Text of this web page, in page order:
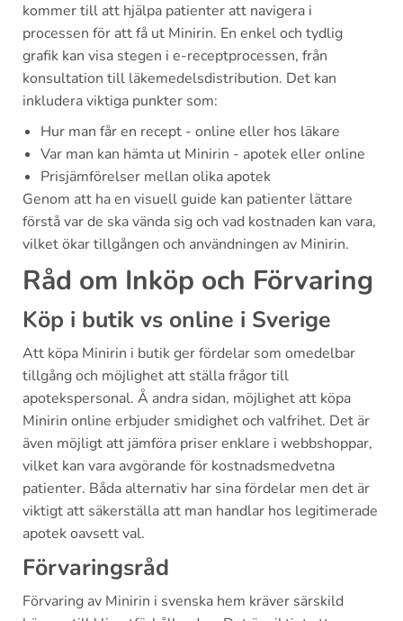
kommer till att hjälpa patienter att navigera i
processen för att få ut Minirin. En enkel och tydlig
grafik kan visa stegen i e-receptprocessen, från
konsultation till läkemedelsdistribution. Det kan
inkludera viktiga punkter som:
Hur man får en recept - online eller hos läkare
Var man kan hämta ut Minirin - apotek eller online
Prisjämförelser mellan olika apotek
Genom att ha en visuell guide kan patienter lättare
förstå var de ska vända sig och vad kostnaden kan vara,
vilket ökar tillgången och användningen av Minirin.
Råd om Inköp och Förvaring
Köp i butik vs online i Sverige
Att köpa Minirin i butik ger fördelar som omedelbar
tillgång och möjlighet att ställa frågor till
apotekspersonal. Å andra sidan, möjlighet att köpa
Minirin online erbjuder smidighet och valfrihet. Det är
även möjligt att jämföra priser enklare i webbshoppar,
vilket kan vara avgörande för kostnadsmedvetna
patienter. Båda alternativ har sina fördelar men det är
viktigt att säkerställa att man handlar hos legitimerade
apotek oavsett val.
Förvaringsråd
Förvaring av Minirin i svenska hem kräver särskild